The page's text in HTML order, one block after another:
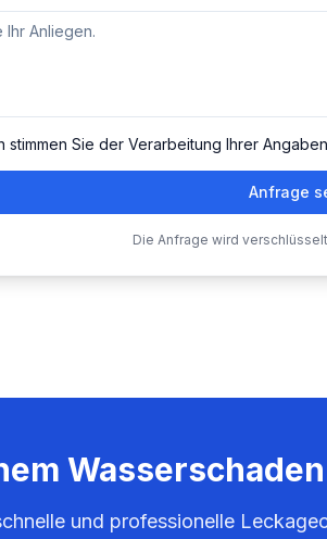
stimmen Sie der Verarbeitung Ihrer
Anfrage
Die Anfrage wird
und professionelle